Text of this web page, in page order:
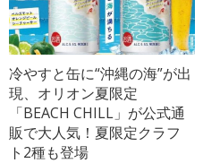
冷やすと缶に“沖縄の海”が出
現、オリオン夏限定
「BEACH CHILL」が公式通
販で大人気！夏限定クラフ
ト2種も登場